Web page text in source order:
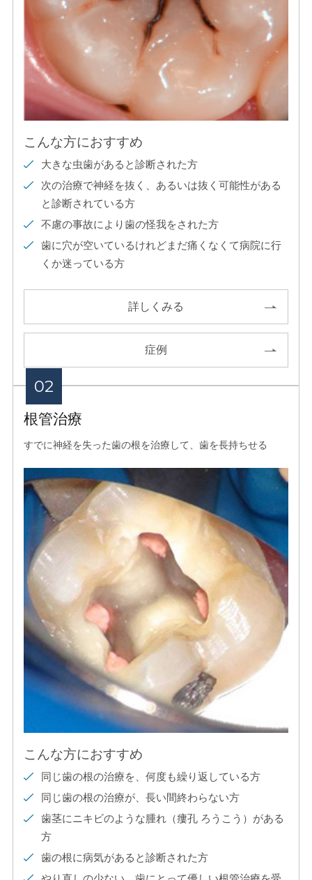
こんな方におすすめ
大きな虫歯があると診断された方
次の治療で神経を抜く、あるいは抜く可能性がある
と診断されている方
不慮の事故により歯の怪我をされた方
歯に穴が空いているけれどまだ痛くなくて病院に行
くか迷っている方
詳しくみる
症例
根管治療
すでに神経を失った⻭の根を治療して、⻭を⻑持ちせる
こんな方におすすめ
同じ歯の根の治療を、何度も繰り返している方
同じ歯の根の治療が、長い間終わらない方
歯茎にニキビのような腫れ（瘻孔 ろうこう）がある
方
歯の根に病気があると診断された方